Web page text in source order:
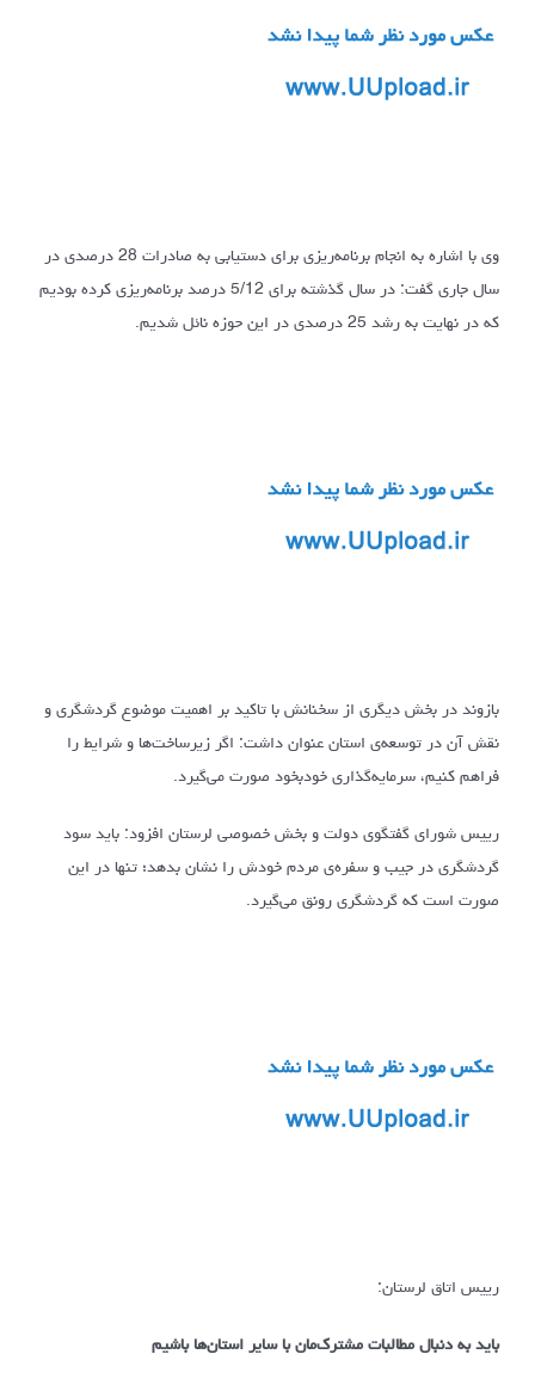
وی با اشاره به انجام برنامه‌ریزی برای دستیابی به صادرات 28 درصدی در
سال جاری گفت: در سال گذشته برای 5/12 درصد برنامه‌ریزی کرده بودیم
که در نهایت به رشد 25 درصدی در این حوزه نائل شدیم.
بازوند در بخش دیگری از سخنانش با تاکید بر اهمیت موضوع گردشگری و
نقش آن در توسعه‌ی استان عنوان داشت: اگر زیرساخت‌ها و شرایط را
فراهم کنیم، سرمایه‌گذاری خودبخود صورت می‌گیرد.
رییس شورای گفتگوی دولت و بخش خصوصی لرستان افزود: باید سود
گردشگری در جیب و سفره‌ی مردم خودش را نشان بدهد؛ تنها در این
صورت است که گردشگری رونق می‌گیرد.
رییس اتاق لرستان:
باید به دنبال مطالبات مشترک‌مان با سایر استان‌ها باشیم